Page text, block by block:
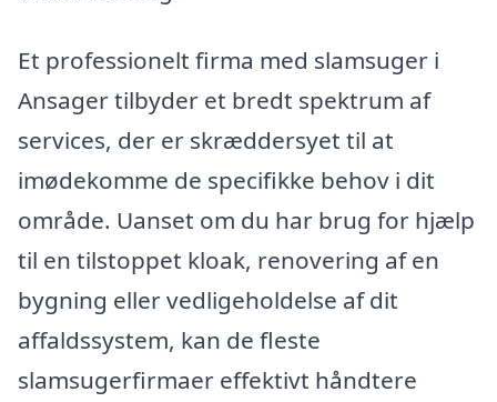
Et professionelt firma med slamsuger i
Ansager tilbyder et bredt spektrum af
services, der er skræddersyet til at
imødekomme de specifikke behov i dit
område. Uanset om du har brug for hjælp
til en tilstoppet kloak, renovering af en
bygning eller vedligeholdelse af dit
affaldssystem, kan de fleste
slamsugerfirmaer effektivt håndtere